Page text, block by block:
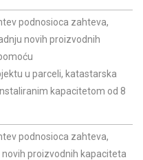
podnosioca zahteva,
novih proizvodnih
u parceli, katastarska
kapacitetom od 8
podnosioca zahteva,
proizvodnih kapaciteta